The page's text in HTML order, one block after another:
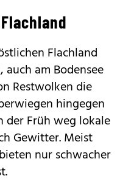
Flachland
am Bodensee
Restwolken die
hingegen
der Früh weg lokale
Gewitter. Meist
nur schwacher